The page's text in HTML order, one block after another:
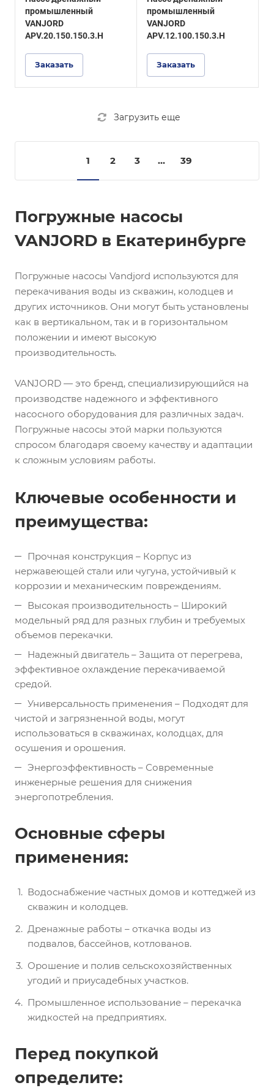
нержавеющей стали,
серия APV.09/12/20.
промышленный
VANJORD
APV.20.150.150.3.H
Заказать
нержавеющей стали,
серия APV.09/12/20.
промышленный
VANJORD
APV.12.100.150.3.H
Заказать
Загрузить еще
1 2 3 ... 39
Погружные насосы
VANJORD в Екатеринбурге
Погружные насосы Vandjord используются для
перекачивания воды из скважин, колодцев и
других источников. Они могут быть установлены
как в вертикальном, так и в горизонтальном
положении и имеют высокую
производительность.
VANJORD — это бренд, специализирующийся на
производстве надежного и эффективного
насосного оборудования для различных задач.
Погружные насосы этой марки пользуются
спросом благодаря своему качеству и адаптации
к сложным условиям работы.
Ключевые особенности и
преимущества:
Прочная конструкция – Корпус из
нержавеющей стали или чугуна, устойчивый к
коррозии и механическим повреждениям.
Высокая производительность – Широкий
модельный ряд для разных глубин и требуемых
объемов перекачки.
Надежный двигатель – Защита от перегрева,
эффективное охлаждение перекачиваемой
средой.
Универсальность применения – Подходят для
чистой и загрязненной воды, могут
использоваться в скважинах, колодцах, для
осушения и орошения.
Энергоэффективность – Современные
инженерные решения для снижения
энергопотребления.
Основные сферы
применения:
Водоснабжение частных домов и коттеджей из
скважин и колодцев.
Дренажные работы – откачка воды из
подвалов, бассейнов, котлованов.
Орошение и полив сельскохозяйственных
угодий и приусадебных участков.
Промышленное использование – перекачка
жидкостей на предприятиях.
Перед покупкой
определите: